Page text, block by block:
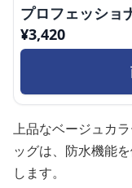
プロフェッショ
¥3,420
上品なベージュカ
ッグは、防水機能
します。